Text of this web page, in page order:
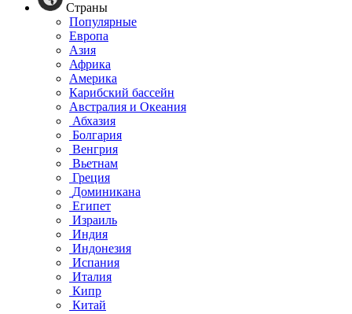
Страны
Популярные
Европа
Азия
Африка
Америка
Карибский бассейн
Австралия и Океания
Абхазия
Болгария
Венгрия
Вьетнам
Греция
Доминикана
Египет
Израиль
Индия
Индонезия
Испания
Италия
Кипр
Китай